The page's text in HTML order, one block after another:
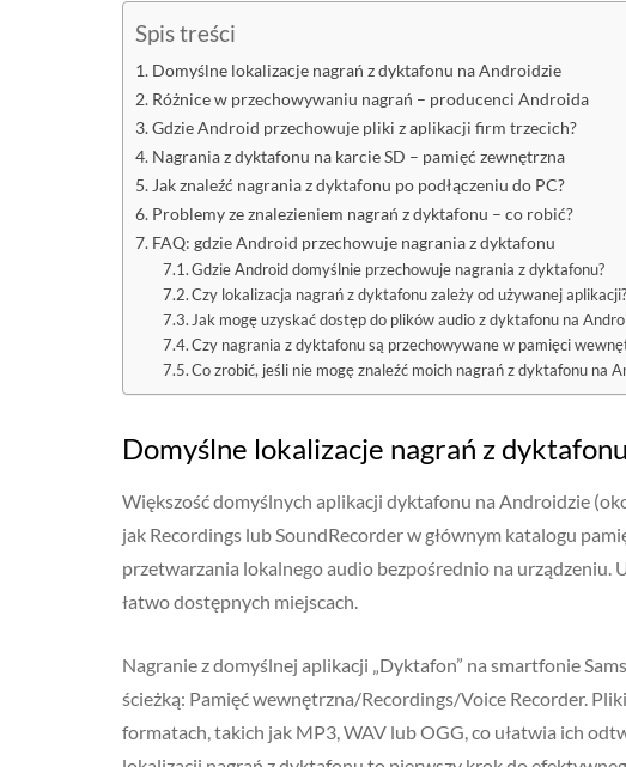
Spis treści
Domyślne lokalizacje nagrań z dyktafonu na Androidzie
Różnice w przechowywaniu nagrań – producenci Androida
Gdzie Android przechowuje pliki z aplikacji firm trzecich?
Nagrania z dyktafonu na karcie SD – pamięć zewnętrzna
Jak znaleźć nagrania z dyktafonu po podłączeniu do PC?
Problemy ze znalezieniem nagrań z dyktafonu – co robić?
FAQ: gdzie Android przechowuje nagrania z dyktafonu
Gdzie Android domyślnie przechowuje nagrania z dyktafonu?
Czy lokalizacja nagrań z dyktafonu zależy od używanej aplikacji?
Jak mogę uzyskać dostęp do plików audio z dyktafonu na
Czy nagrania z dyktafonu są przechowywane w pamięci
Co zrobić, jeśli nie mogę znaleźć moich nagrań z dyktafonu na
Domyślne lokalizacje nagrań z
Większość domyślnych aplikacji dyktafonu na Androidzie
jak Recordings lub SoundRecorder w głównym katalogu
przetwarzania lokalnego audio bezpośrednio na urządzeniu.
łatwo dostępnych miejscach.
Nagranie z domyślnej aplikacji „Dyktafon” na smartfonie
ścieżką: Pamięć wewnętrzna/Recordings/Voice Recorder.
formatach, takich jak MP3, WAV lub OGG, co ułatwia ich